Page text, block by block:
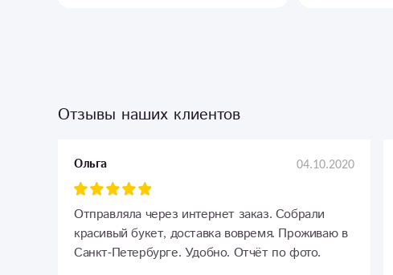
Отзывы наших клиентов
Ольга 04.10.2020
Отправляла через интернет заказ. Собрали
красивый букет, доставка вовремя. Проживаю в
Санкт-Петербурге. Удобно. Отчёт по фото.